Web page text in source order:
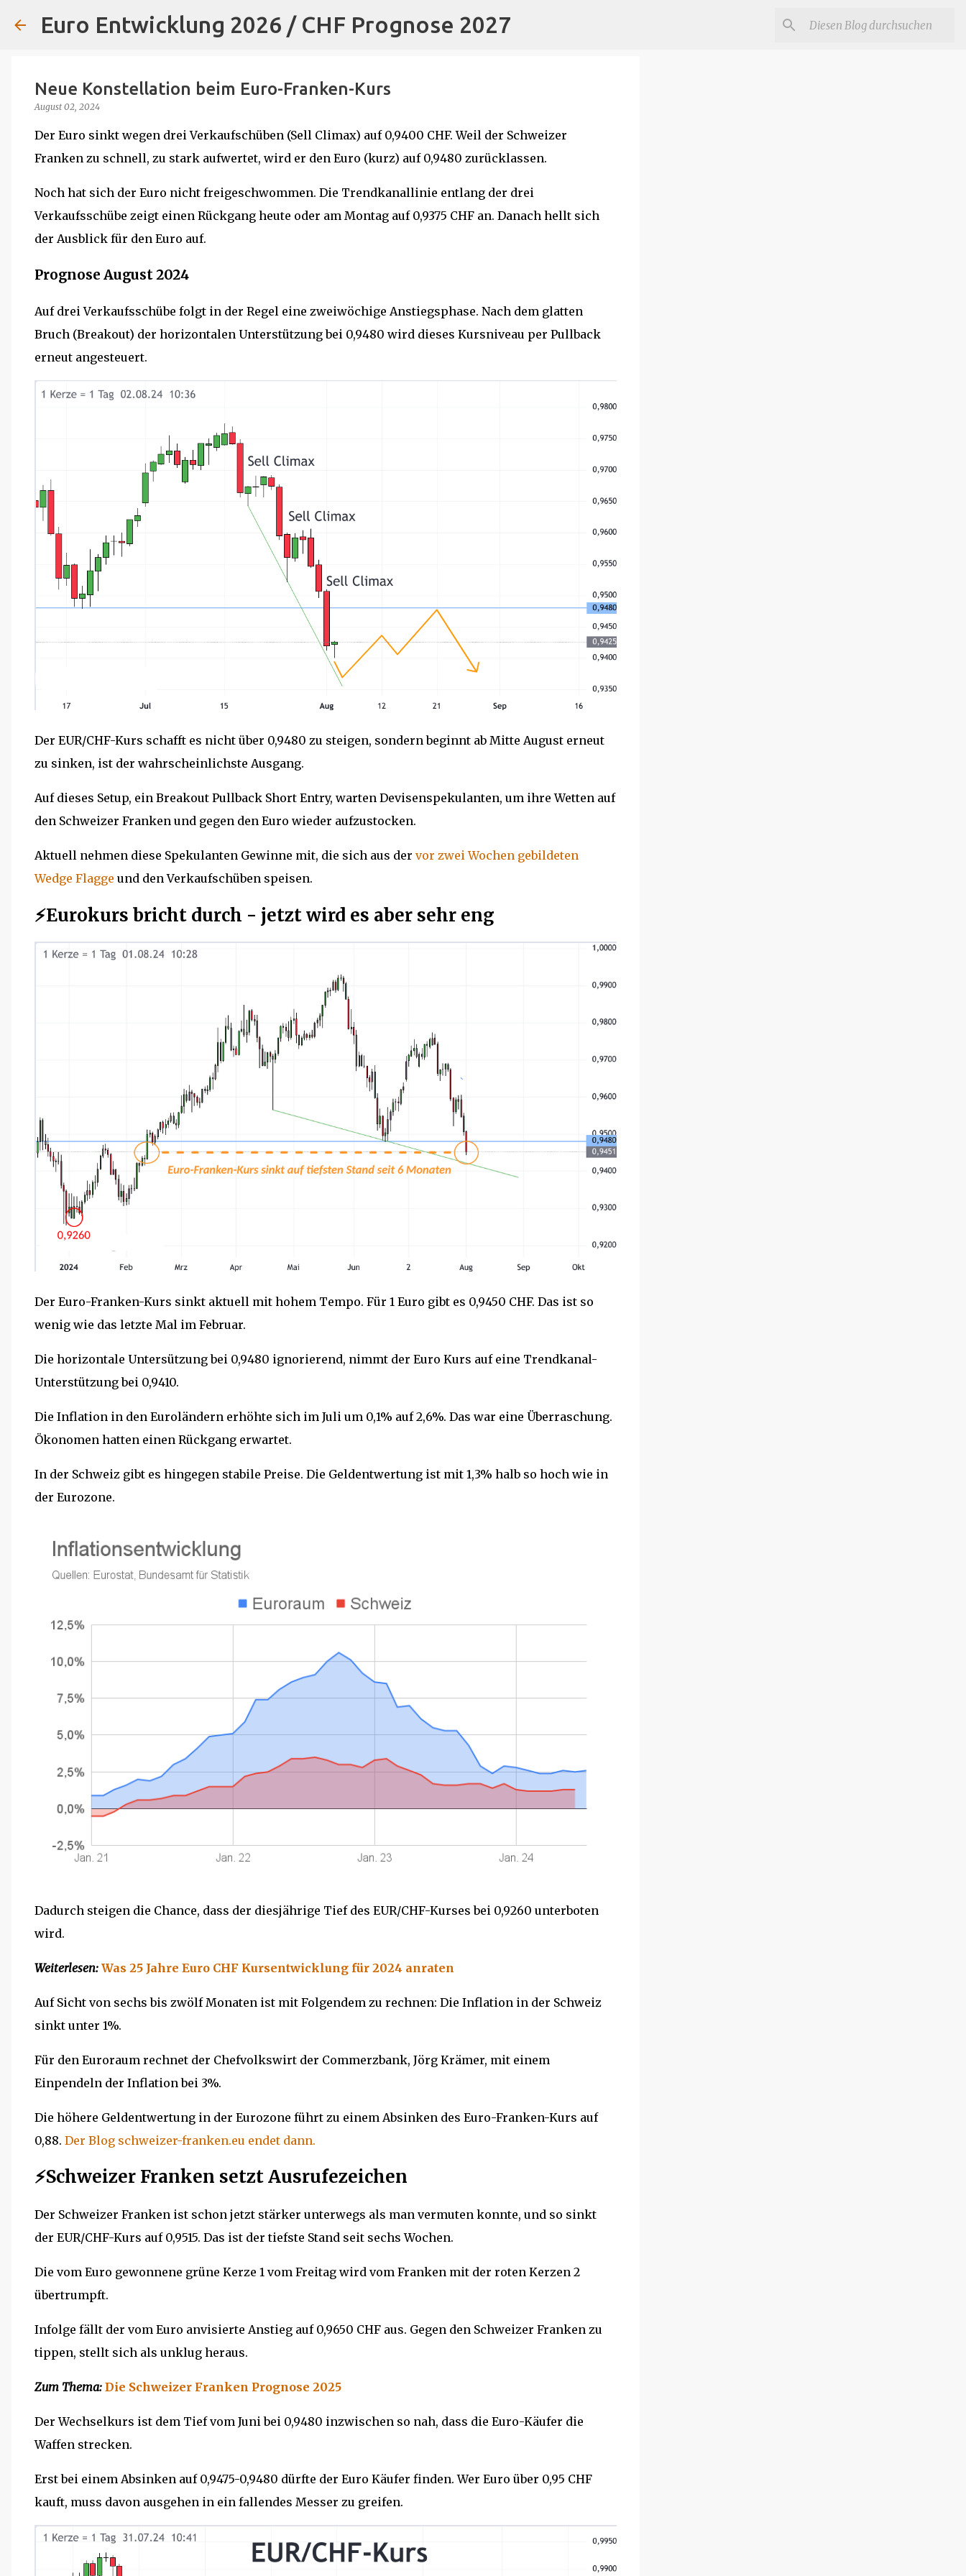
Direkt zum Hauptbereich
Euro Entwicklung 2026 / CHF Prognose 2027
Neue Konstellation beim Euro-Franken-Kurs
August 02, 2024
Der Euro sinkt wegen drei Verkaufschüben (Sell Climax) auf 0,9400 CHF. Weil der Schweizer
Franken zu schnell, zu stark aufwertet, wird er den Euro (kurz) auf 0,9480 zurücklassen.
Noch hat sich der Euro nicht freigeschwommen. Die Trendkanallinie entlang der drei
Verkaufsschübe zeigt einen Rückgang heute oder am Montag auf 0,9375 CHF an. Danach hellt sich
der Ausblick für den Euro auf.
Prognose August 2024
Auf drei Verkaufsschübe folgt in der Regel eine zweiwöchige Anstiegsphase. Nach dem glatten
Bruch (Breakout) der horizontalen Unterstützung bei 0,9480 wird dieses Kursniveau per Pullback
erneut angesteuert.
Der EUR/CHF-Kurs schafft es nicht über 0,9480 zu steigen, sondern beginnt ab Mitte August erneut
zu sinken, ist der wahrscheinlichste Ausgang.
Auf dieses Setup, ein Breakout Pullback Short Entry, warten Devisenspekulanten, um ihre Wetten auf
den Schweizer Franken und gegen den Euro wieder aufzustocken.
Aktuell nehmen diese Spekulanten Gewinne mit, die sich aus der vor zwei Wochen gebildeten
Wedge Flagge und den Verkaufschüben speisen.
⚡Eurokurs bricht durch - jetzt wird es aber sehr eng
Der Euro-Franken-Kurs sinkt aktuell mit hohem Tempo. Für 1 Euro gibt es 0,9450 CHF. Das ist so
wenig wie das letzte Mal im Februar.
Die horizontale Untersützung bei 0,9480 ignorierend, nimmt der Euro Kurs auf eine Trendkanal-
Unterstützung bei 0,9410.
Die Inflation in den Euroländern erhöhte sich im Juli um 0,1% auf 2,6%. Das war eine Überraschung.
Ökonomen hatten einen Rückgang erwartet.
In der Schweiz gibt es hingegen stabile Preise. Die Geldentwertung ist mit 1,3% halb so hoch wie in
der Eurozone.
Dadurch steigen die Chance, dass der diesjährige Tief des EUR/CHF-Kurses bei 0,9260 unterboten
wird.
Weiterlesen: Was 25 Jahre Euro CHF Kursentwicklung für 2024 anraten
Auf Sicht von sechs bis zwölf Monaten ist mit Folgendem zu rechnen: Die Inflation in der Schweiz
sinkt unter 1%.
Für den Euroraum rechnet der Chefvolkswirt der Commerzbank, Jörg Krämer, mit einem
Einpendeln der Inflation bei 3%.
Die höhere Geldentwertung in der Eurozone führt zu einem Absinken des Euro-Franken-Kurs auf
0,88. Der Blog schweizer-franken.eu endet dann.
⚡Schweizer Franken setzt Ausrufezeichen
Der Schweizer Franken ist schon jetzt stärker unterwegs als man vermuten konnte, und so sinkt
der EUR/CHF-Kurs auf 0,9515. Das ist der tiefste Stand seit sechs Wochen.
Die vom Euro gewonnene grüne Kerze 1 vom Freitag wird vom Franken mit der roten Kerzen 2
übertrumpft.
Infolge fällt der vom Euro anvisierte Anstieg auf 0,9650 CHF aus. Gegen den Schweizer Franken zu
tippen, stellt sich als unklug heraus.
Zum Thema: Die Schweizer Franken Prognose 2025
Der Wechselkurs ist dem Tief vom Juni bei 0,9480 inzwischen so nah, dass die Euro-Käufer die
Waffen strecken.
Erst bei einem Absinken auf 0,9475-0,9480 dürfte der Euro Käufer finden. Wer Euro über 0,95 CHF
kauft, muss davon ausgehen in ein fallendes Messer zu greifen.